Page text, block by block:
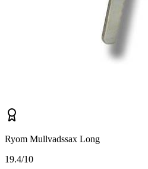
Ryom Mullvadssax Long
19.4/10